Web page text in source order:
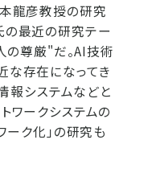
龍彦教授の研究
の最近の研究テー
の尊厳"だ。AI技術
な存在になってき
報システムなどと
ワークシステムの
ーク化」の研究も